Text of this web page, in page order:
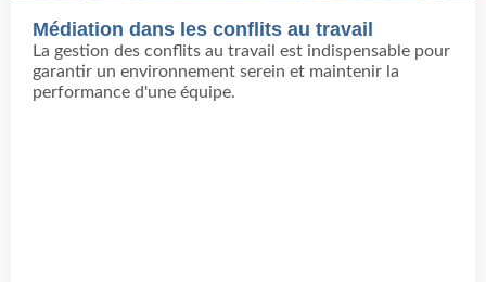
Médiation dans les conflits au travail
La gestion des conflits au travail est indispensable pour
garantir un environnement serein et maintenir la
performance d'une équipe.